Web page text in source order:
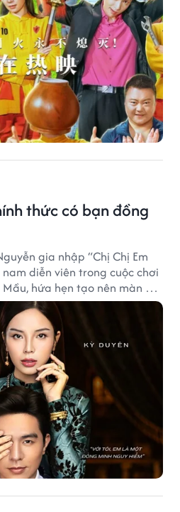
thức có bạn đồng
gia nhập “Chị Chị Em
diễn viên trong cuộc chơi
hứa hẹn tạo nên màn kết